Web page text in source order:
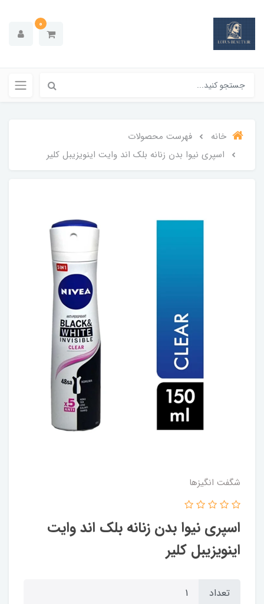
0
خانه
فهرست محصولات
اسپری نیوا بدن زنانه بلک اند وایت اینویزیبل کلیر
شگفت انگيزها
اسپری نیوا بدن زنانه بلک اند وایت
اینویزیبل کلیر
تعداد